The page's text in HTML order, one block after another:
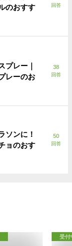
のおすす
回答
プレー｜
レーのお
38
回答
ソンに！
ョのおす
50
回答
受付